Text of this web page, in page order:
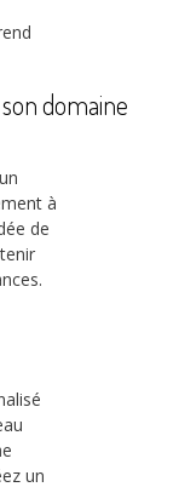
domaine
à
de
un